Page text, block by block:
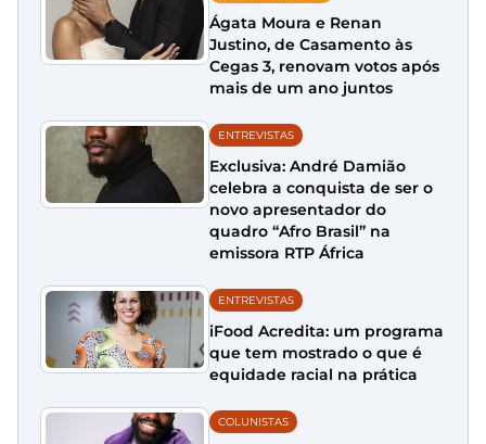
Ágata Moura e Renan
Justino, de Casamento às
Cegas 3, renovam votos após
mais de um ano juntos
ENTREVISTAS
Exclusiva: André Damião
celebra a conquista de ser o
novo apresentador do
quadro “Afro Brasil” na
emissora RTP África
ENTREVISTAS
iFood Acredita: um programa
que tem mostrado o que é
equidade racial na prática
COLUNISTAS